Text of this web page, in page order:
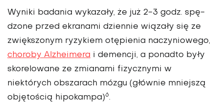
Wyniki badania wykazały, że już 2-3 godz. spę­
dzone przed ekranami dziennie wią­zały się ze
zwiększonym ryzykiem otępienia naczyniowego,
choroby Al­zheimera i demencji, a ponadto były
skorelowane ze zmianami fizycznymi w
niektórych obszarach mózgu (głów­nie mniejszą
objętością hipokampa)6.